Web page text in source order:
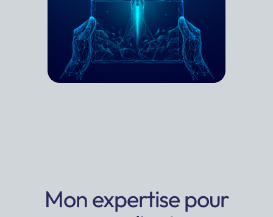
Mon expertise pour